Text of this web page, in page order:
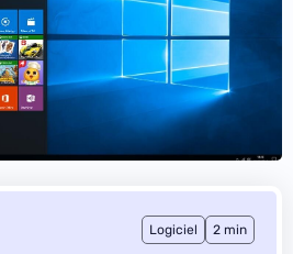
Logiciel 2 min